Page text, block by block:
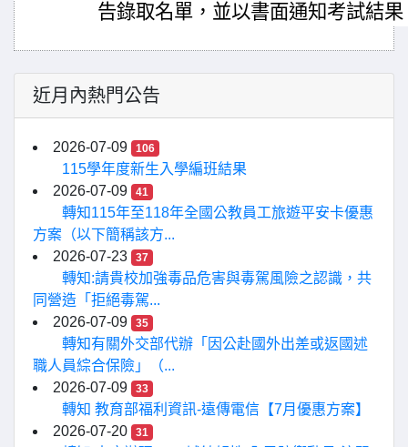
告錄取名單，並以書面通知考試結果
近月內熱門公告
2026-07-09 106
115學年度新生入學編班結果
2026-07-09
41
轉知115年至118年全國公教員工旅遊平安卡優惠
方案（以下簡稱該方...
2026-07-23
37
轉知:請貴校加強毒品危害與毒駕風險之認識，共
同營造「拒絕毒駕...
2026-07-09
35
轉知有關外交部代辦「因公赴國外出差或返國述
職人員綜合保險」（...
2026-07-09
33
轉知 教育部福利資訊-遠傳電信【7月優惠方案】
2026-07-20
31